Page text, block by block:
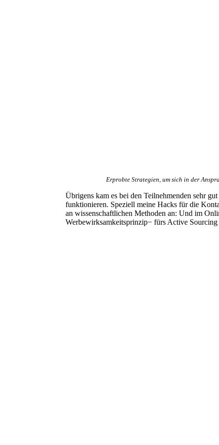
Erprobte Strategien, um sich in der
Übrigens kam es bei den Teilnehmenden sehr
funktionieren. Speziell meine Hacks für die
an wissenschaftlichen Methoden an: Und im
Werbewirksamkeitsprinzip− fürs Active Sourcing